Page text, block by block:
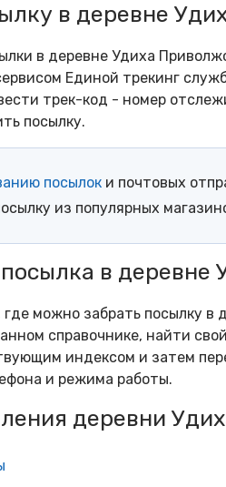
в деревне
в деревне Удиха
Единой трекинг
трек-код - номер
посылку.
посылок и почтовых
из популярных
в деревне
где можно забрать посылку
справочнике, найти
индексом и затем
и режима работы.
деревни